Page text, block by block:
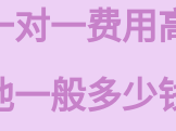
对一费用
一般多少